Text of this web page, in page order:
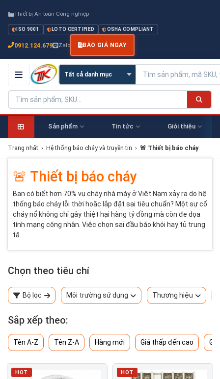
Thiết bị An toàn Công nghiệp
ISO 9001 LOTO CERTIFIED OSHA COMPLIANT
0912.124.679 Zalo BÁO GIÁ NGAY
Sản phẩm Tin tức Giới thiệu
Trang nhất › Hệ thống báo cháy và truyền tin › 🚨 Thiết bị báo cháy
🚨 Thiết bị báo cháy
Bạn có biết hơn 70% vụ cháy nhà máy ở Việt Nam xảy ra do hệ
thống báo cháy lỗi thời hoặc lắp đặt sai tiêu chuẩn? Một sự cố
cháy nổ không chỉ gây thiệt hại hàng tỷ đồng mà còn đe dọa
tính mạng công nhân. Việc chọn sai đầu báo khói hay tủ trung
tâ
Chọn theo tiêu chí
Bộ lọc Môi trường sử dụng Thương hiệu
Sắp xếp theo:
Tên A-Z Tên Z-A Hàng mới Giá thấp đến cao
HOT HOT